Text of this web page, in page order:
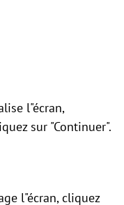
l"écran,
sur "Continuer".
l"écran, cliquez